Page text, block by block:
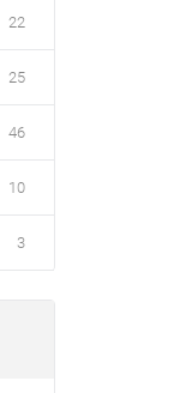
22
25
46
10
3